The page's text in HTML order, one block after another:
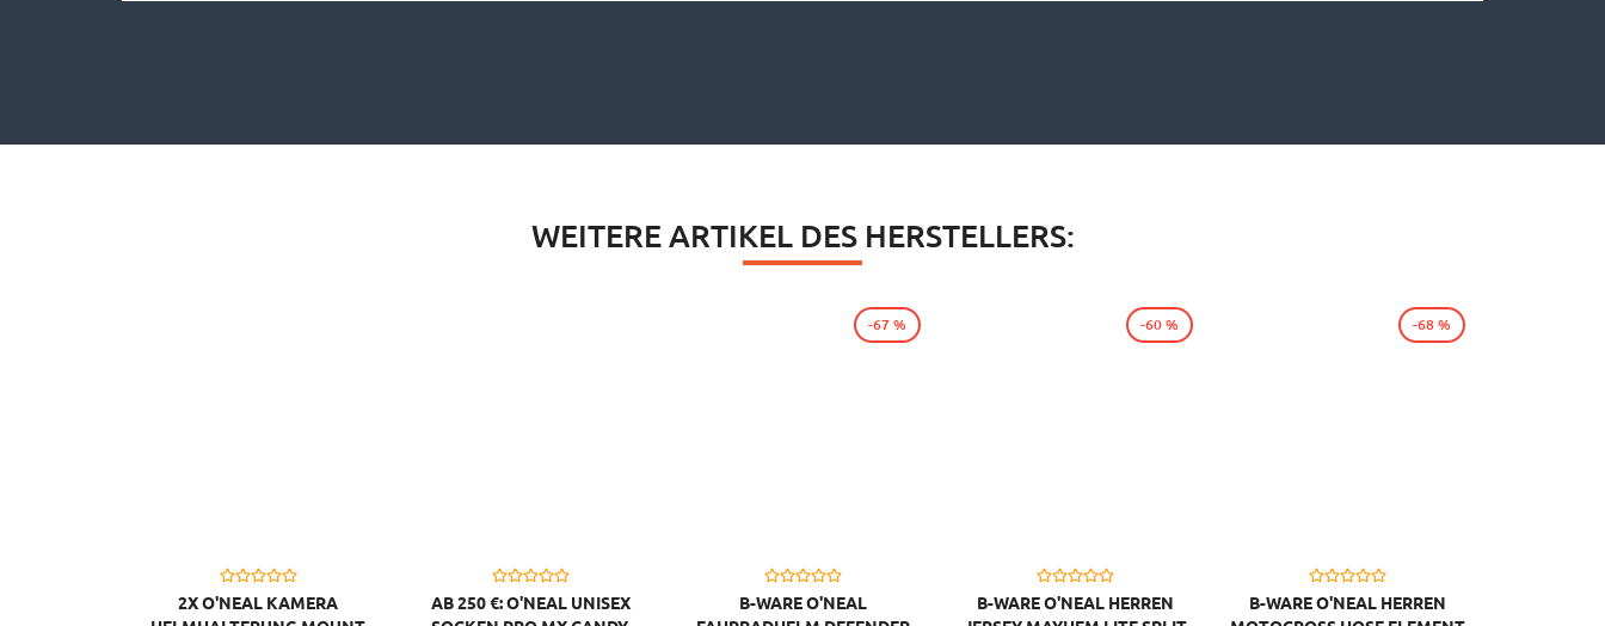
WEITERE ARTIKEL DES HERSTELLERS:
2X O'NEAL KAMERA
AB 250 €: O'NEAL UNISEX
B-WARE O'NEAL
-67 %
B-WARE O'NEAL HERREN
-60 %
B-WARE O'NEAL HERREN
-68 %